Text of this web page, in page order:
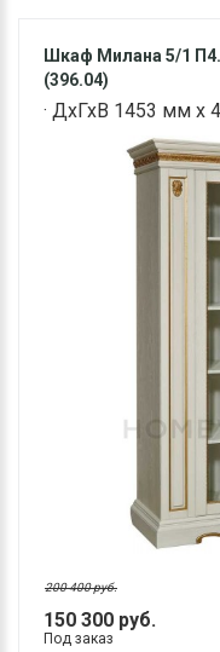
Шкаф Милана 5/1
(396.04)
· ДхГхВ 1453 мм х
150 300 руб.
200 400 руб.
Под заказ